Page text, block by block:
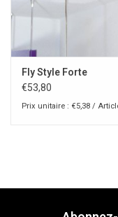
Fly Style Forte
€53,80
Prix unitaire : €5,38 /